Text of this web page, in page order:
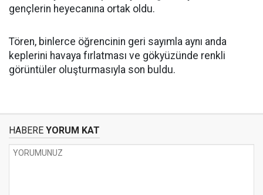
gençlerin heyecanına ortak oldu.
Tören, binlerce öğrencinin geri sayımla aynı anda
keplerini havaya fırlatması ve gökyüzünde renkli
görüntüler oluşturmasıyla son buldu.
HABERE YORUM KAT